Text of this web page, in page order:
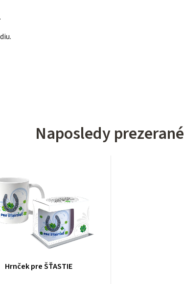
Naposledy prezerané
Hrnček pre ŠŤASTIE